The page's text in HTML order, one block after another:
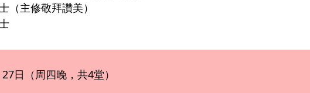
（主修敬拜讚美）
日（周四晚，共4堂）